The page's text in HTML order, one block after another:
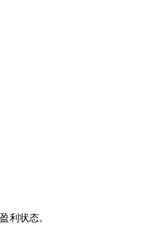
利状态。